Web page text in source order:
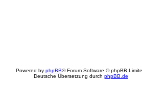
Powered by phpBB® Forum Software © phpBB
Deutsche Übersetzung durch phpBB.de